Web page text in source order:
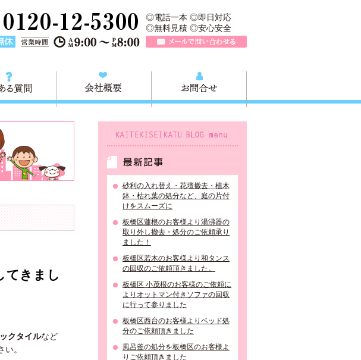
TEL 0120-757-161（年中無休）営業時間AM9:00～
◎電話一本 ◎即日対応
◎無料見積 ◎安心安全
れ よくある質問
てきまし
クタイルなど
。
砂利の入れ替え・花壇撤去・植木
鉢・枯れ葉の処分など、庭の片付
けをスムーズに
板橋区蓮根のお客様より湯沸器の
取り外し撤去・処分のご依頼承り
ました！
板橋区若木のお客様より和タンス
の回収のご依頼頂きました。
板橋区 小茂根のお客様のご依頼に
よりオットマン付きソファの回収
に行って参りました
板橋区西台のお客様よりベッド処
分のご依頼頂きました
風呂釜の処分を板橋区のお客様よ
りご依頼頂きました